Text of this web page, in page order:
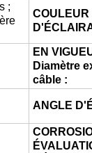
;
COULEUR
EN
Diamètre
câble :
ANGLE